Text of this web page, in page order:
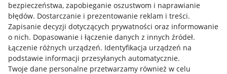
bezpieczeństwa, zapobieganie oszustwom i naprawianie
błędów. Dostarczanie i prezentowanie reklam i treści.
Zapisanie decyzji dotyczących prywatności oraz informowanie
o nich. Dopasowanie i łączenie danych z innych źródeł.
Łączenie różnych urządzeń. Identyfikacja urządzeń na
podstawie informacji przesyłanych automatycznie.
Twoje dane personalne przetwarzamy również w celu
Regulamin
Polityka plików "cookies"
Ustawienia plików "cookies"
Udostępnianie lokalizacji